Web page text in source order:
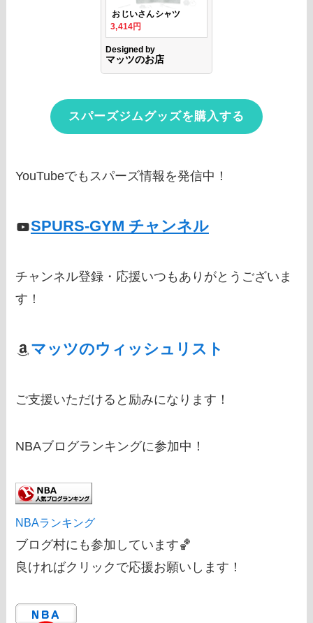
スパーズジムグッズを購入する
YouTubeでもスパーズ情報を発信中！
SPURS-GYM チャンネル
チャンネル登録・応援いつもありがとうございま
す！
マッツのウィッシュリスト
ご支援いただけると励みになります！
NBAブログランキングに参加中！
NBAランキング
ブログ村にも参加しています🏀
良ければクリックで応援お願いします！